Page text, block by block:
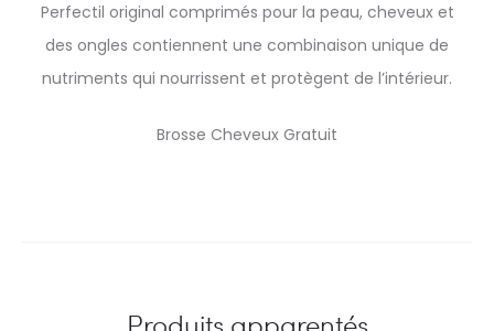
Perfectil original comprimés pour la peau, cheveux et
des ongles contiennent une combinaison unique de
nutriments qui nourrissent et protègent de l’intérieur.
Brosse Cheveux Gratuit